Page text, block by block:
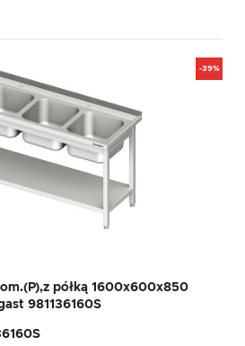
-39%
półką 1600x600x850
981136160S